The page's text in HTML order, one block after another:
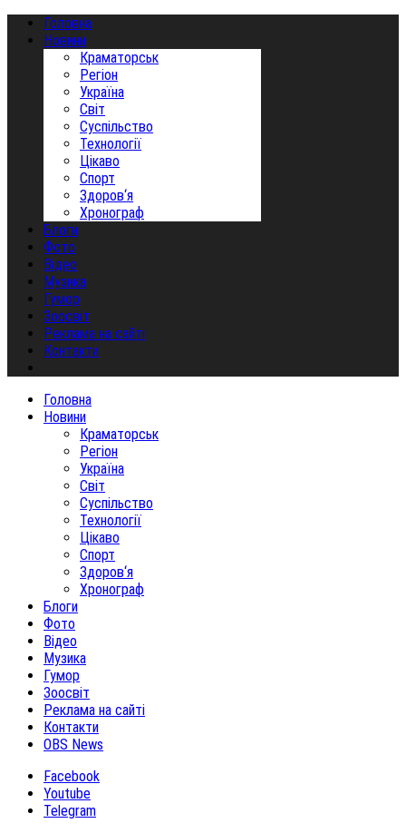
Головна
Новини
Краматорськ
Регіон
Україна
Світ
Суспільство
Технології
Цікаво
Спорт
Здоров‘я
Хронограф
Блоги
Фото
Відео
Музика
Гумор
Зоосвіт
Реклама на сайті
Контакти
Головна
Новини
Краматорськ
Регіон
Україна
Світ
Суспільство
Технології
Цікаво
Спорт
Здоров‘я
Хронограф
Блоги
Фото
Відео
Музика
Гумор
Зоосвіт
Реклама на сайті
Контакти
OBS News
Facebook
Youtube
Telegram